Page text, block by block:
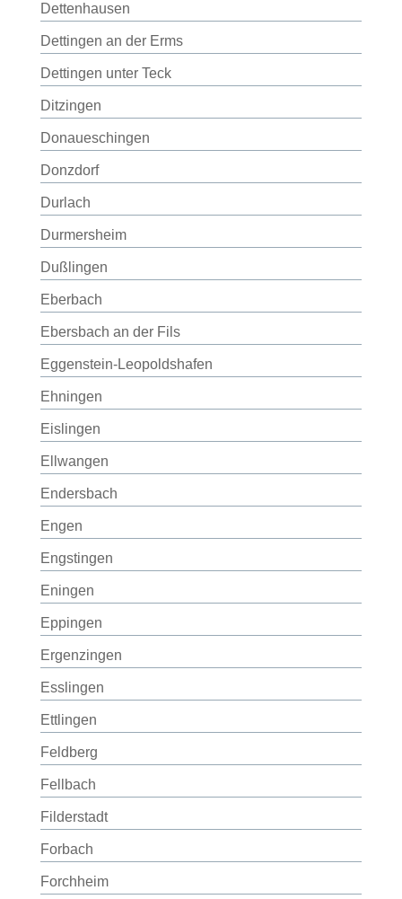
Dettenhausen
Dettingen an der Erms
Dettingen unter Teck
Ditzingen
Donaueschingen
Donzdorf
Durlach
Durmersheim
Dußlingen
Eberbach
Ebersbach an der Fils
Eggenstein-Leopoldshafen
Ehningen
Eislingen
Ellwangen
Endersbach
Engen
Engstingen
Eningen
Eppingen
Ergenzingen
Esslingen
Ettlingen
Feldberg
Fellbach
Filderstadt
Forbach
Forchheim